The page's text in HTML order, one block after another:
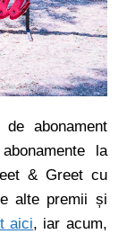
abonament
la
& Greet cu
alte premii și
aici, iar acum,